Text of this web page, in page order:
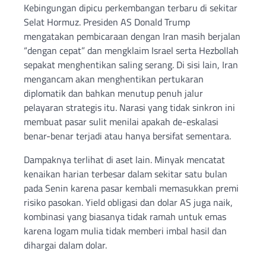
Kebingungan dipicu perkembangan terbaru di sekitar
Selat Hormuz. Presiden AS Donald Trump
mengatakan pembicaraan dengan Iran masih berjalan
“dengan cepat” dan mengklaim Israel serta Hezbollah
sepakat menghentikan saling serang. Di sisi lain, Iran
mengancam akan menghentikan pertukaran
diplomatik dan bahkan menutup penuh jalur
pelayaran strategis itu. Narasi yang tidak sinkron ini
membuat pasar sulit menilai apakah de-eskalasi
benar-benar terjadi atau hanya bersifat sementara.
Dampaknya terlihat di aset lain. Minyak mencatat
kenaikan harian terbesar dalam sekitar satu bulan
pada Senin karena pasar kembali memasukkan premi
risiko pasokan. Yield obligasi dan dolar AS juga naik,
kombinasi yang biasanya tidak ramah untuk emas
karena logam mulia tidak memberi imbal hasil dan
dihargai dalam dolar.